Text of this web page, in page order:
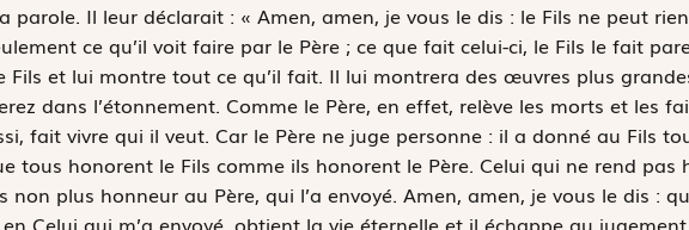
parole. Il leur déclarait : « Amen, amen, je vous le dis : le Fils ne peut
ce qu’il voit faire par le Père ; ce que fait celui-ci, le Fils le fait
Fils et lui montre tout ce qu’il fait. Il lui montrera des œuvres plus
dans l’étonnement. Comme le Père, en effet, relève les morts et les
fait vivre qui il veut. Car le Père ne juge personne : il a donné au Fils
tous honorent le Fils comme ils honorent le Père. Celui qui ne rend pas
non plus honneur au Père, qui l’a envoyé. Amen, amen, je vous le dis :
Celui qui m’a envoyé, obtient la vie éternelle et il échappe au